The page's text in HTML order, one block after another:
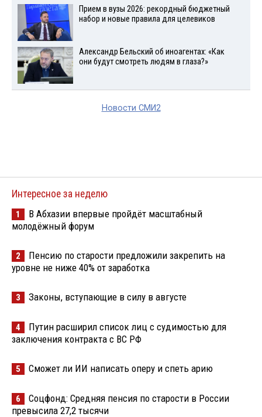
Прием в вузы 2026: рекордный бюджетный
набор и новые правила для целевиков
Александр Бельский об иноагентах: «Как
они будут смотреть людям в глаза?»
Новости СМИ2
Интересное за неделю
1
В Абхазии впервые пройдёт масштабный
молодёжный форум
2
Пенсию по старости предложили закрепить на
уровне не ниже 40% от заработка
3 Законы, вступающие в силу в августе
4
Путин расширил список лиц с судимостью для
заключения контракта с ВС РФ
5 Сможет ли ИИ написать оперу и спеть арию
6
Соцфонд: Средняя пенсия по старости в России
превысила 27,2 тысячи